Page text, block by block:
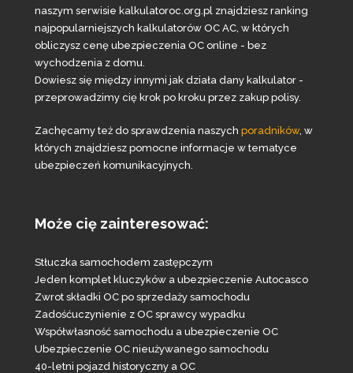
naszym serwisie kalkulatoroc.org.pl znajdziesz ranking
najpopularniejszych kalkulatorów OC AC, w których
obliczysz cenę ubezpieczenia OC online - bez
wychodzenia z domu.
Dowiesz się między innymi jak działa dany kalkulator -
przeprowadzimy cię krok po kroku przez zakup polisy.
Zachęcamy też do sprawdzenia naszych poradników, w
których znajdziesz pomocne informacje w tematyce
ubezpieczeń komunikacyjnych.
Może cię zainteresować:
Stłuczka samochodem zastępczym
Jeden komplet kluczyków a ubezpieczenie Autocasco
Zwrot składki OC po sprzedaży samochodu
Zadośćuczynienie z OC sprawcy wypadku
Współwłasność samochodu a ubezpieczenie OC
Ubezpieczenie OC nieużywanego samochodu
40-letni pojazd historyczny a OC